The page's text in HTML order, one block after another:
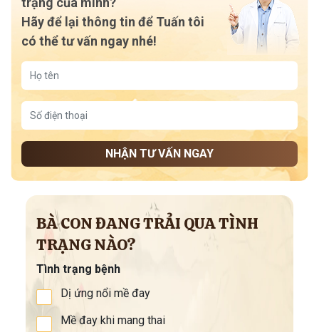
Hãy để lại thông tin để Tuấn tôi
có thể tư vấn ngay nhé!
NHẬN TƯ VẤN NGAY
BÀ CON ĐANG TRẢI QUA TÌNH
TRẠNG NÀO?
Tình trạng bệnh
Dị ứng nổi mề đay
Mề đay khi mang thai